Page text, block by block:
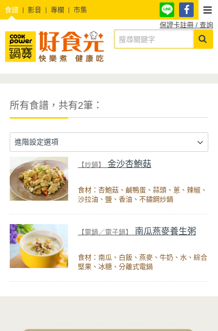
食譜 影音 專欄
市集
保證卡註冊 / 查詢
所有食譜，共有2筆：
進階設定選項
【炒鍋】 金沙杏鮑菇
食材：杏鮑菇、鹹鴨蛋、蒜頭、蔥、辣椒、
沙拉油、鹽、香油、不鏽鋼炒鍋
【電鍋／電子鍋】 南瓜燕麥養生粥
食材：南瓜、白飯、燕麥、牛奶、水、綜合
堅果、冰糖、分離式電鍋